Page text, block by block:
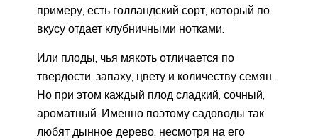
примеру, есть голландский сорт, который по
вкусу отдает клубничными нотками.
Или плоды, чья мякоть отличается по
твердости, запаху, цвету и количеству семян.
Но при этом каждый плод сладкий, сочный,
ароматный. Именно поэтому садоводы так
любят дынное дерево, несмотря на его